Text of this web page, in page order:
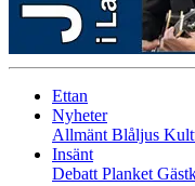
Ettan
Nyheter
Allmänt Blåljus
Insänt
Debatt Planket